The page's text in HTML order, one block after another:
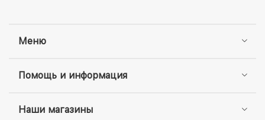
Меню
Помощь и информация
Наши магазины